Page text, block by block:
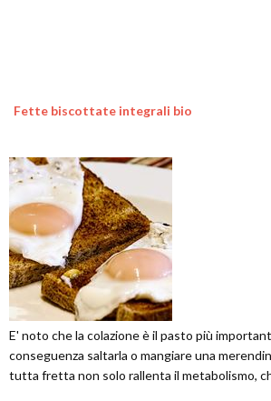
Fette biscottate integrali bio
E' noto che la colazione è il pasto più
conseguenza saltarla o mangiare una
tutta fretta non solo rallenta il metabolismo,